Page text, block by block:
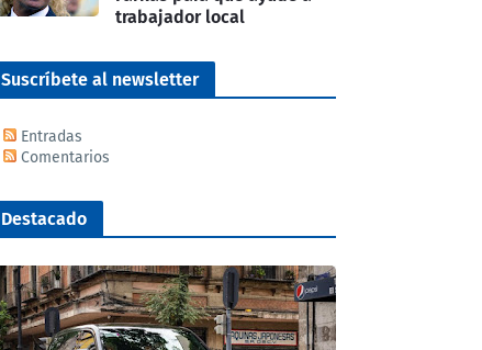
trabajador local
Suscríbete al newsletter
Entradas
Comentarios
Destacado